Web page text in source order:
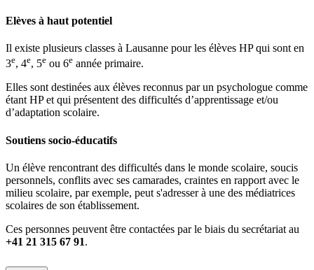
Elèves à haut potentiel
Il existe plusieurs classes à Lausanne pour les élèves HP qui sont en
3e, 4e, 5e ou 6e année primaire.
Elles sont destinées aux élèves reconnus par un psychologue comme
étant HP et qui présentent des difficultés d’apprentissage et/ou
d’adaptation scolaire.
Soutiens socio-éducatifs
Un élève rencontrant des difficultés dans le monde scolaire, soucis
personnels, conflits avec ses camarades, craintes en rapport avec le
milieu scolaire, par exemple, peut s'adresser à une des médiatrices
scolaires de son établissement.
Ces personnes peuvent être contactées par le biais du secrétariat au
+41 21 315 67 91.